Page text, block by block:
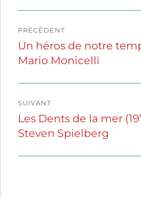
de
l’article
PRÉCÉDENT
Publication
précédente :
Un héros de notre
Mario Monicelli
SUIVANT
Publication
suivante :
Les Dents de la mer
Steven Spielberg